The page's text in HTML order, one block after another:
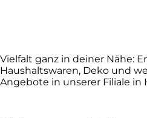
Vielfalt ganz in deiner Nähe:
Haushaltswaren, Deko und
Angebote in unserer Filiale in